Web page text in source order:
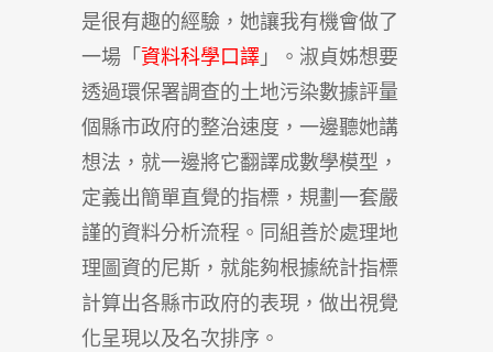
是很有趣的經驗，她讓我有機會做了
一場「資料科學口譯 」。淑貞姊想要
透過環保署調查的土地污染數據評量
個縣市政府的整治速度，一邊聽她講
想法，就一邊將它翻譯成數學模型，
定義出簡單直覺的指標，規劃一套嚴
謹的資料分析流程。同組善於處理地
理圖資的尼斯，就能夠根據統計指標
計算出各縣市政府的表現，做出視覺
化呈現以及名次排序。